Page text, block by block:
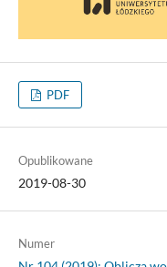
PDF
Opublikowane
2019-08-30
Numer